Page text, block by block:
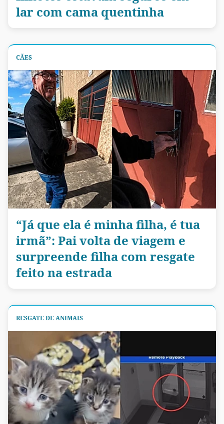
lar com cama quentinha
CÃES
“Já que ela é minha filha, é tua
irmã”: Pai volta de viagem e
surpreende filha com resgate
feito na estrada
RESGATE DE ANIMAIS